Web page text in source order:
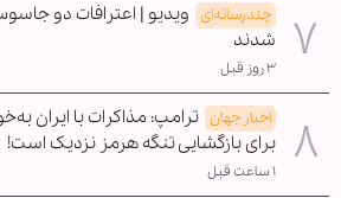
چندرسانه‌ای ویدیو | اعترافات دو
شدند
۳ روز قبل
اخبار جهان ترامپ: مذاکرات با ایران
برای بازگشایی تنگه هرمز نزدیک است!
۱ ساعت قبل